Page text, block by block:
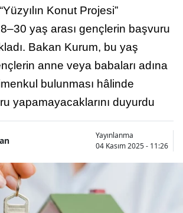
Konut Projesi”
yaş arası gençlerin başvuru
Bakan Kurum, bu yaş
anne veya babaları adına
bulunması hâlinde
yapamayacaklarını duyurdu
Yayınlanma
04 Kasım 2025 - 11:26